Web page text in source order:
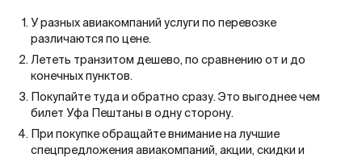
У разных авиакомпаний услуги по перевозке
различаются по цене.
Лететь транзитом дешево, по сравнению от и до
конечных пунктов.
Покупайте туда и обратно сразу. Это выгоднее чем
билет Уфа Пештаны в одну сторону.
При покупке обращайте внимание на лучшие
спецпредложения авиакомпаний, акции, скидки и